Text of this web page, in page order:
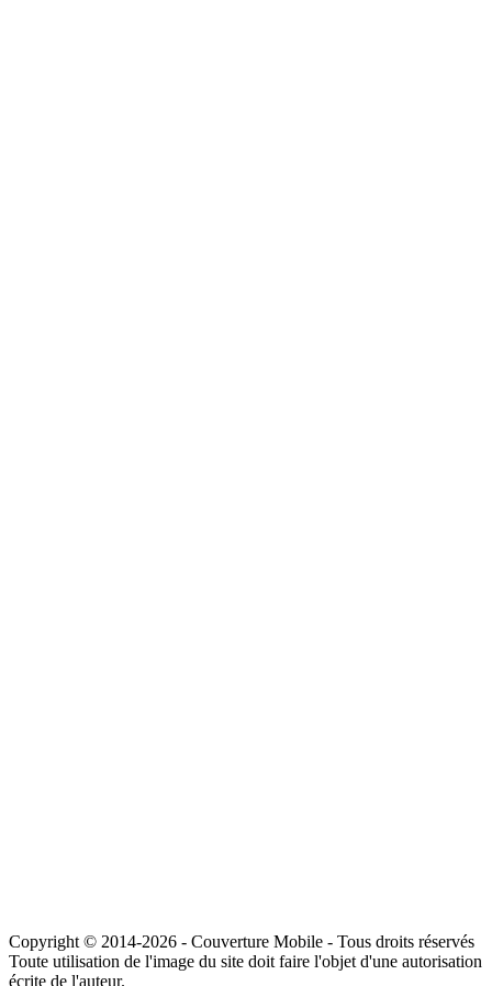
Copyright © 2014-2026 - Couverture Mobile - Tous droits réservés
Toute utilisation de l'image du site doit faire l'objet d'une autorisation
écrite de l'auteur.